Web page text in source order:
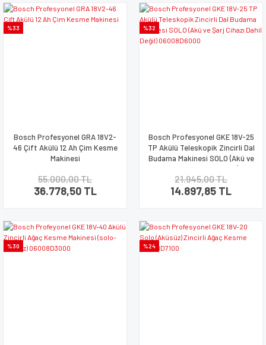
%33
Bosch Profesyonel GRA 18V2-
46 Çift Akülü 12 Ah Çim Kesme
Makinesi
55.000,00 TL
36.778,50 TL
%32
Bosch Profesyonel GKE 18V-25
TP Akülü Teleskopik Zincirli Dal
Budama Makinesi SOLO (Akü ve
Şarj Cihazı Dahil Değil)
06008D6000
21.945,00 TL
14.897,85 TL
%30 %24